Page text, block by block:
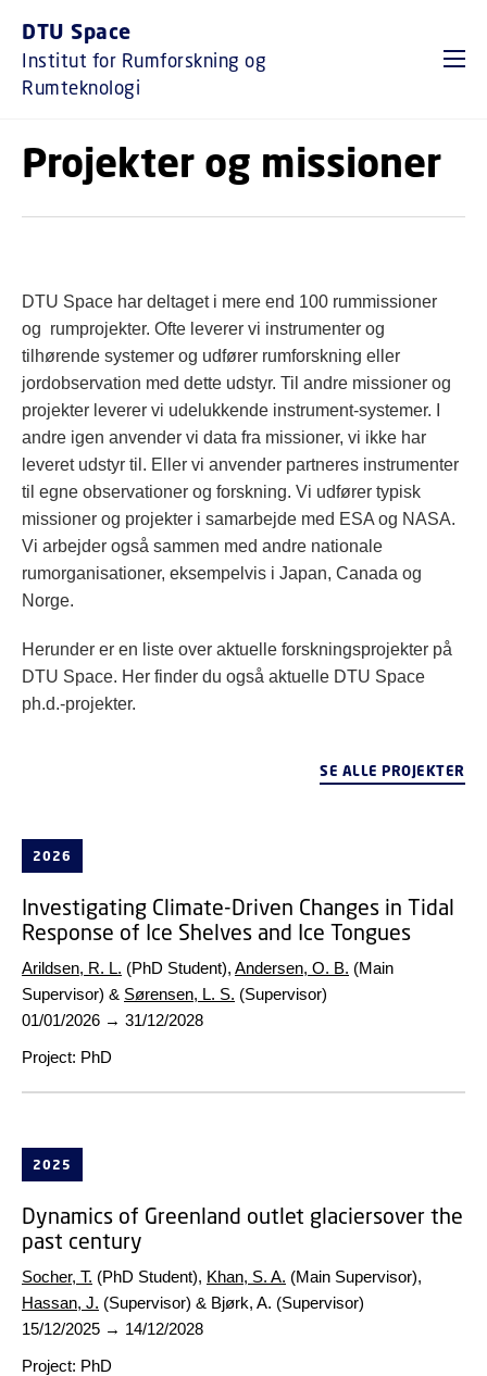
DTU Space
Institut for Rumforskning og
Rumteknologi
Projekter og missioner
DTU Space har deltaget i mere end 100 rummissioner
og rumprojekter. Ofte leverer vi instrumenter og
tilhørende systemer og udfører rumforskning eller
jordobservation med dette udstyr. Til andre missioner og
projekter leverer vi udelukkende instrument-systemer. I
andre igen anvender vi data fra missioner, vi ikke har
leveret udstyr til. Eller vi anvender partneres instrumenter
til egne observationer og forskning. Vi udfører typisk
missioner og projekter i samarbejde med ESA og NASA.
Vi arbejder også sammen med andre nationale
rumorganisationer, eksempelvis i Japan, Canada og
Norge.
Herunder er en liste over aktuelle forskningsprojekter på
DTU Space. Her finder du også aktuelle DTU Space
ph.d.-projekter.
SE ALLE PROJEKTER
2026
Investigating Climate-Driven Changes in Tidal
Response of Ice Shelves and Ice Tongues
Arildsen, R. L. (PhD Student), Andersen, O. B. (Main
Supervisor) & Sørensen, L. S. (Supervisor)
01/01/2026 → 31/12/2028
Project: PhD
2025
Dynamics of Greenland outlet glaciersover the
past century
Socher, T. (PhD Student), Khan, S. A. (Main Supervisor),
Hassan, J. (Supervisor) & Bjørk, A. (Supervisor)
15/12/2025 → 14/12/2028
Project: PhD